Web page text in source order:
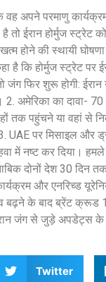
अपने परमाणु
तो ईरान होर्मुज स्ट्रेट
खत्म होने की स्थायी
है कि होर्मुज स्ट्रेट
फिर शुरू होगी: ईरान
अमेरिका का दावा-
तक पहुंचने या वहां से
पर मिसाइल और
में नष्ट कर दिया।
दोनों देश 30 दिन
और एनरिच्ड
बढ़ने के बाद ब्रेंट क्रूड
जंग से जुड़े अपडेट्स के
Twitter